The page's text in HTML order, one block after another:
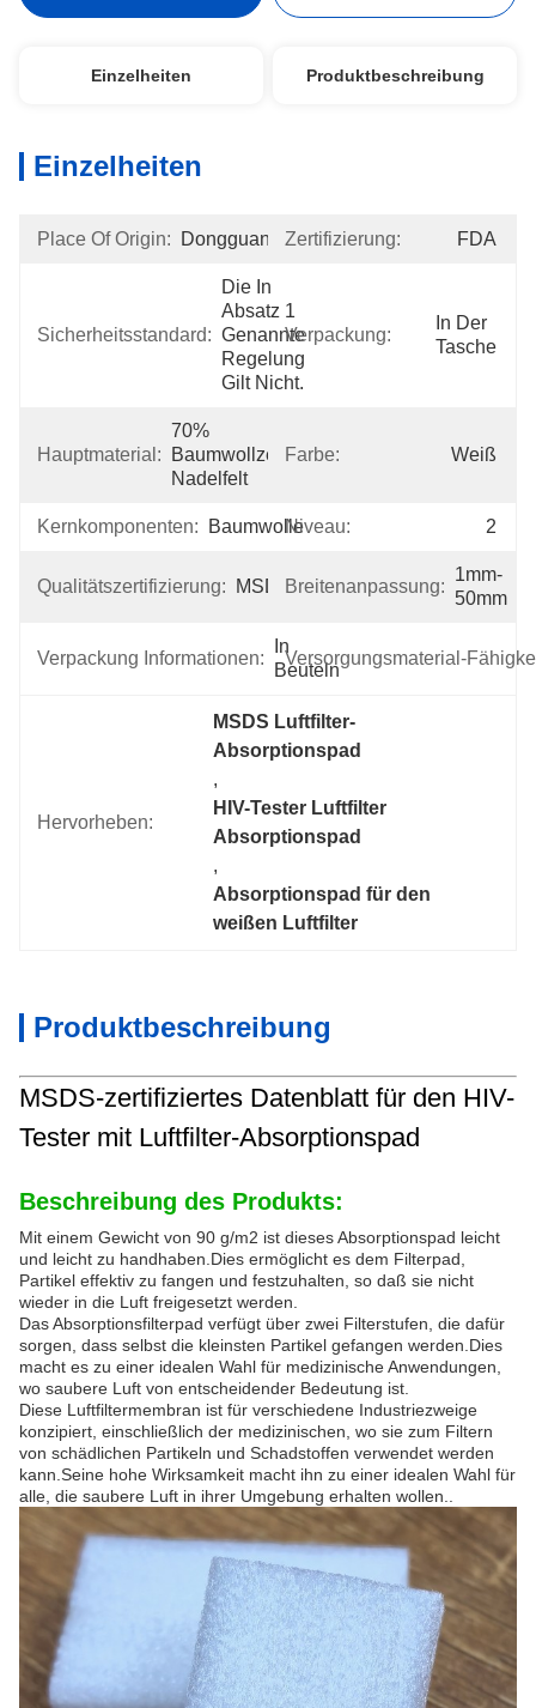
Einzelheiten Produktbeschreibung
Einzelheiten
Place Of Origin: Dongguan Zertifizierung: FDA
Sicherheitsstandard:
Die In
Absatz 1
Genannte
Regelung
Gilt Nicht.
Verpackung:
In Der
Tasche
Hauptmaterial:
70%
Baumwollzellstoff/30%
Nadelfelt
Farbe: Weiß
Kernkomponenten: BaumwolleNiveau: 2
Qualitätszertifizierung: MSDSBreitenanpassung:
1mm-
50mm
Verpackung Informationen:
In
Beuteln
Versorgungsmaterial-
Hervorheben:
MSDS Luftfilter-
Absorptionspad
,
HIV-Tester Luftfilter
Absorptionspad
,
Absorptionspad für den
weißen Luftfilter
Produktbeschreibung
MSDS-zertifiziertes Datenblatt für den HIV-
Tester mit Luftfilter-Absorptionspad
Beschreibung des Produkts:
Mit einem Gewicht von 90 g/m2 ist dieses Absorptionspad leicht
und leicht zu handhaben.Dies ermöglicht es dem Filterpad,
Partikel effektiv zu fangen und festzuhalten, so daß sie nicht
wieder in die Luft freigesetzt werden.
Das Absorptionsfilterpad verfügt über zwei Filterstufen, die dafür
sorgen, dass selbst die kleinsten Partikel gefangen werden.Dies
macht es zu einer idealen Wahl für medizinische Anwendungen,
wo saubere Luft von entscheidender Bedeutung ist.
Diese Luftfiltermembran ist für verschiedene Industriezweige
konzipiert, einschließlich der medizinischen, wo sie zum Filtern
von schädlichen Partikeln und Schadstoffen verwendet werden
kann.Seine hohe Wirksamkeit macht ihn zu einer idealen Wahl für
alle, die saubere Luft in ihrer Umgebung erhalten wollen..